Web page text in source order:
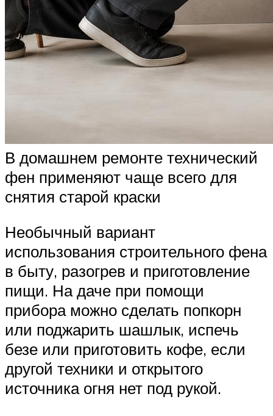
В домашнем ремонте технический
фен применяют чаще всего для
снятия старой краски
Необычный вариант
использования строительного фена
в быту, разогрев и приготовление
пищи. На даче при помощи
прибора можно сделать попкорн
или поджарить шашлык, испечь
безе или приготовить кофе, если
другой техники и открытого
источника огня нет под рукой.